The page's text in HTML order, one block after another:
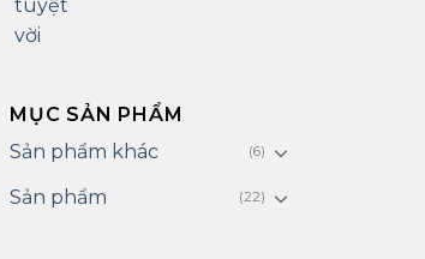
MỤC SẢN PHẨM
Sản phẩm khác
(6)
Sản phẩm (22)